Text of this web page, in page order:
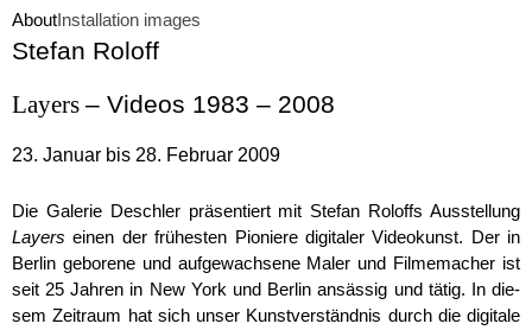
AboutInstallation images
Stefan Roloff
Layers – Videos 1983 – 2008
23. Januar bis 28. Februar 2009
Die Galerie Deschler präsentiert mit Stefan Roloffs Ausstellung
Layers einen der frühesten Pioniere digitaler Videokunst. Der in
Ber­lin geborene und aufgewachsene Maler und Filmemacher ist
seit 25 Jahren in New York und Berlin ansässig und tätig. In die­
sem Zeitraum hat sich unser Kunstverständnis durch die digitale